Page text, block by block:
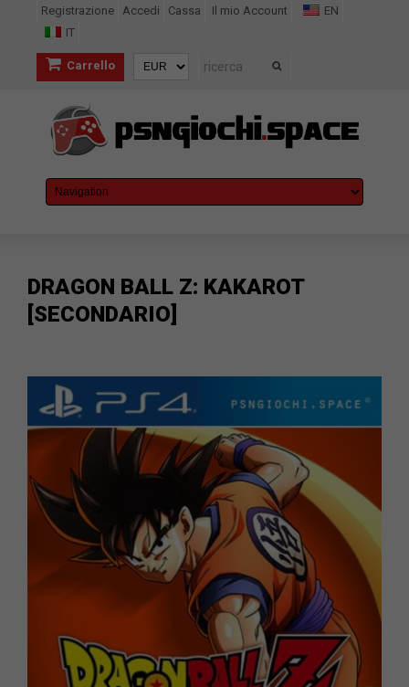
Registrazione Accedi Cassa Il mio Account
EN
IT
Carrello
DRAGON BALL Z: KAKAROT
[SECONDARIO]